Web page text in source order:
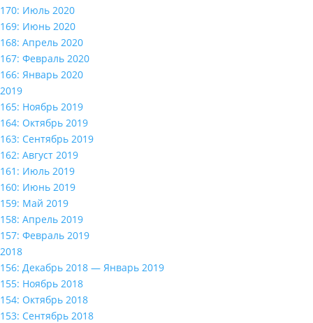
170: Июль 2020
169: Июнь 2020
168: Апрель 2020
167: Февраль 2020
166: Январь 2020
2019
165: Ноябрь 2019
164: Октябрь 2019
163: Сентябрь 2019
162: Август 2019
161: Июль 2019
160: Июнь 2019
159: Май 2019
158: Апрель 2019
157: Февраль 2019
2018
156: Декабрь 2018 — Январь 2019
155: Ноябрь 2018
154: Октябрь 2018
153: Сентябрь 2018